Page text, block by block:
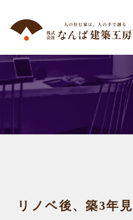
リノベ後、築3年